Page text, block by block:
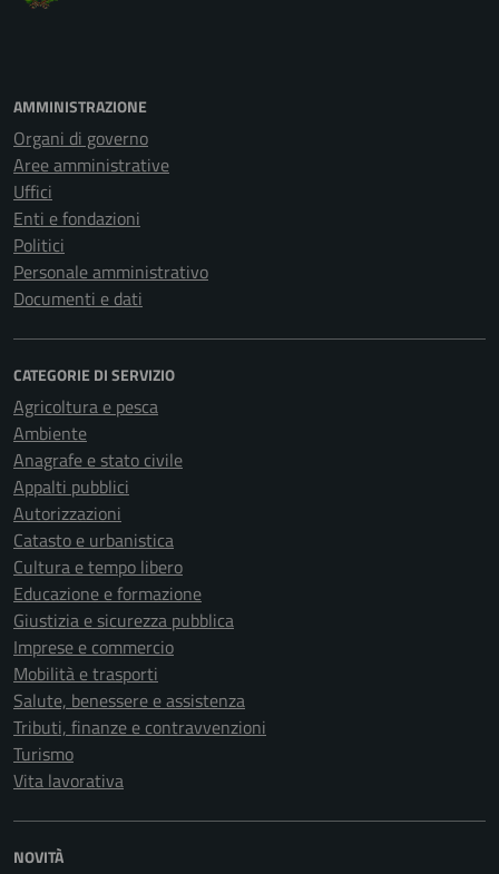
AMMINISTRAZIONE
Organi di governo
Aree amministrative
Uffici
Enti e fondazioni
Politici
Personale amministrativo
Documenti e dati
CATEGORIE DI SERVIZIO
Agricoltura e pesca
Ambiente
Anagrafe e stato civile
Appalti pubblici
Autorizzazioni
Catasto e urbanistica
Cultura e tempo libero
Educazione e formazione
Giustizia e sicurezza pubblica
Imprese e commercio
Mobilità e trasporti
Salute, benessere e assistenza
Tributi, finanze e contravvenzioni
Turismo
Vita lavorativa
NOVITÀ